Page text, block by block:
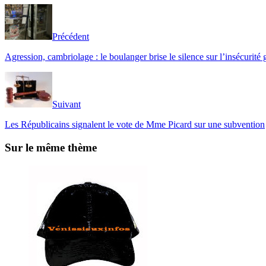
Précédent
Agression, cambriolage : le boulanger brise le silence sur l’insécurité
Suivant
Les Républicains signalent le vote de Mme Picard sur une subvention
Sur le même thème